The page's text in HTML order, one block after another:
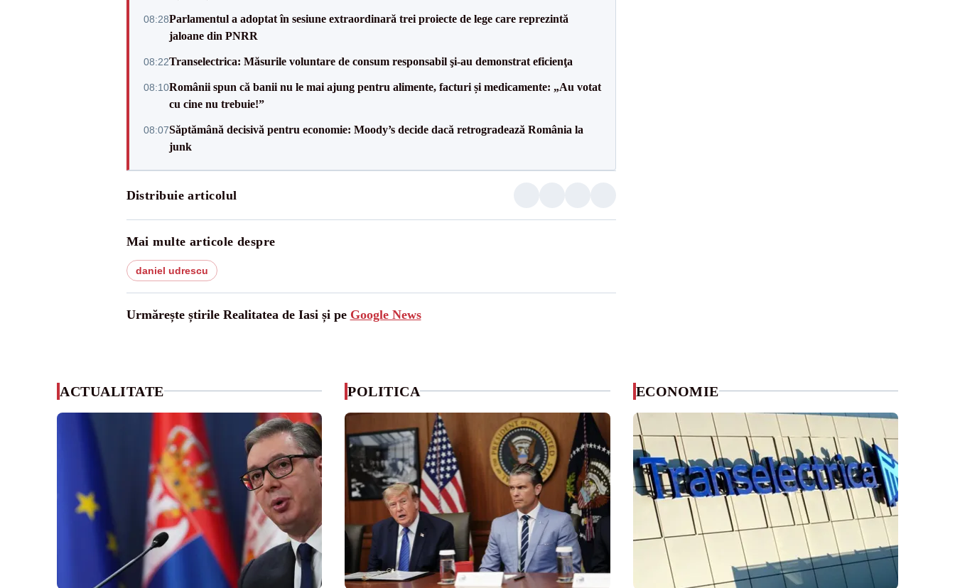
08:28Parlamentul a adoptat în sesiune extraordinară trei proiecte de lege care reprezintă
jaloane din PNRR
08:22Transelectrica: Măsurile voluntare de consum responsabil şi-au demonstrat eficienţa
08:10Românii spun că banii nu le mai ajung pentru alimente, facturi și medicamente: „Au votat
cu cine nu trebuie!”
08:07Săptămână decisivă pentru economie: Moody’s decide dacă retrogradează România la
junk
Distribuie articolul
Mai multe articole despre
daniel udrescu
Urmărește știrile Realitatea de Iasi și pe Google News
ACTUALITATE POLITICA ECONOMIE